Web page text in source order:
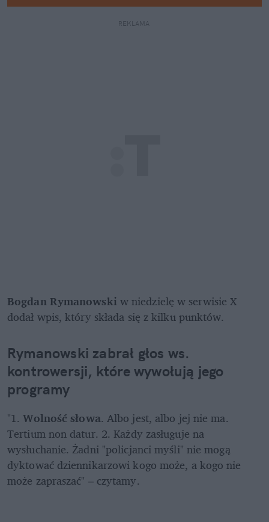
REKLAMA
Bogdan Rymanowski w niedzielę w serwisie X
dodał wpis, który składa się z kilku punktów.
Rymanowski zabrał głos ws.
kontrowersji, które wywołują jego
programy
"1. Wolność słowa. Albo jest, albo jej nie ma.
Tertium non datur. 2. Każdy zasługuje na
wysłuchanie. Żadni "policjanci myśli" nie mogą
dyktować dziennikarzowi kogo może, a kogo nie
może zapraszać" – czytamy.